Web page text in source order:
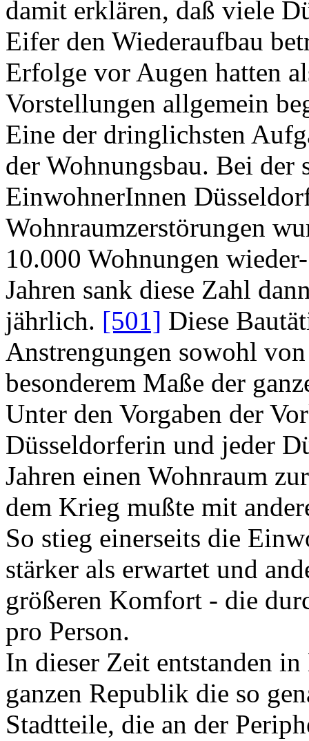
damit erklären, daß viele
Eifer den Wiederaufbau
Erfolge vor Augen hatten
Vorstellungen allgemein
Eine der dringlichsten
der Wohnungsbau. Bei der
EinwohnerInnen
Wohnraumzerstörungen
10.000 Wohnungen
Jahren sank diese Zahl
jährlich. [501] Diese
Anstrengungen sowohl
besonderem Maße der
Unter den Vorgaben der
Düsseldorferin und jeder
Jahren einen Wohnraum
dem Krieg mußte mit
So stieg einerseits die
stärker als erwartet und
größeren Komfort - die
pro Person.
In dieser Zeit entstanden
ganzen Republik die so
Stadtteile, die an der